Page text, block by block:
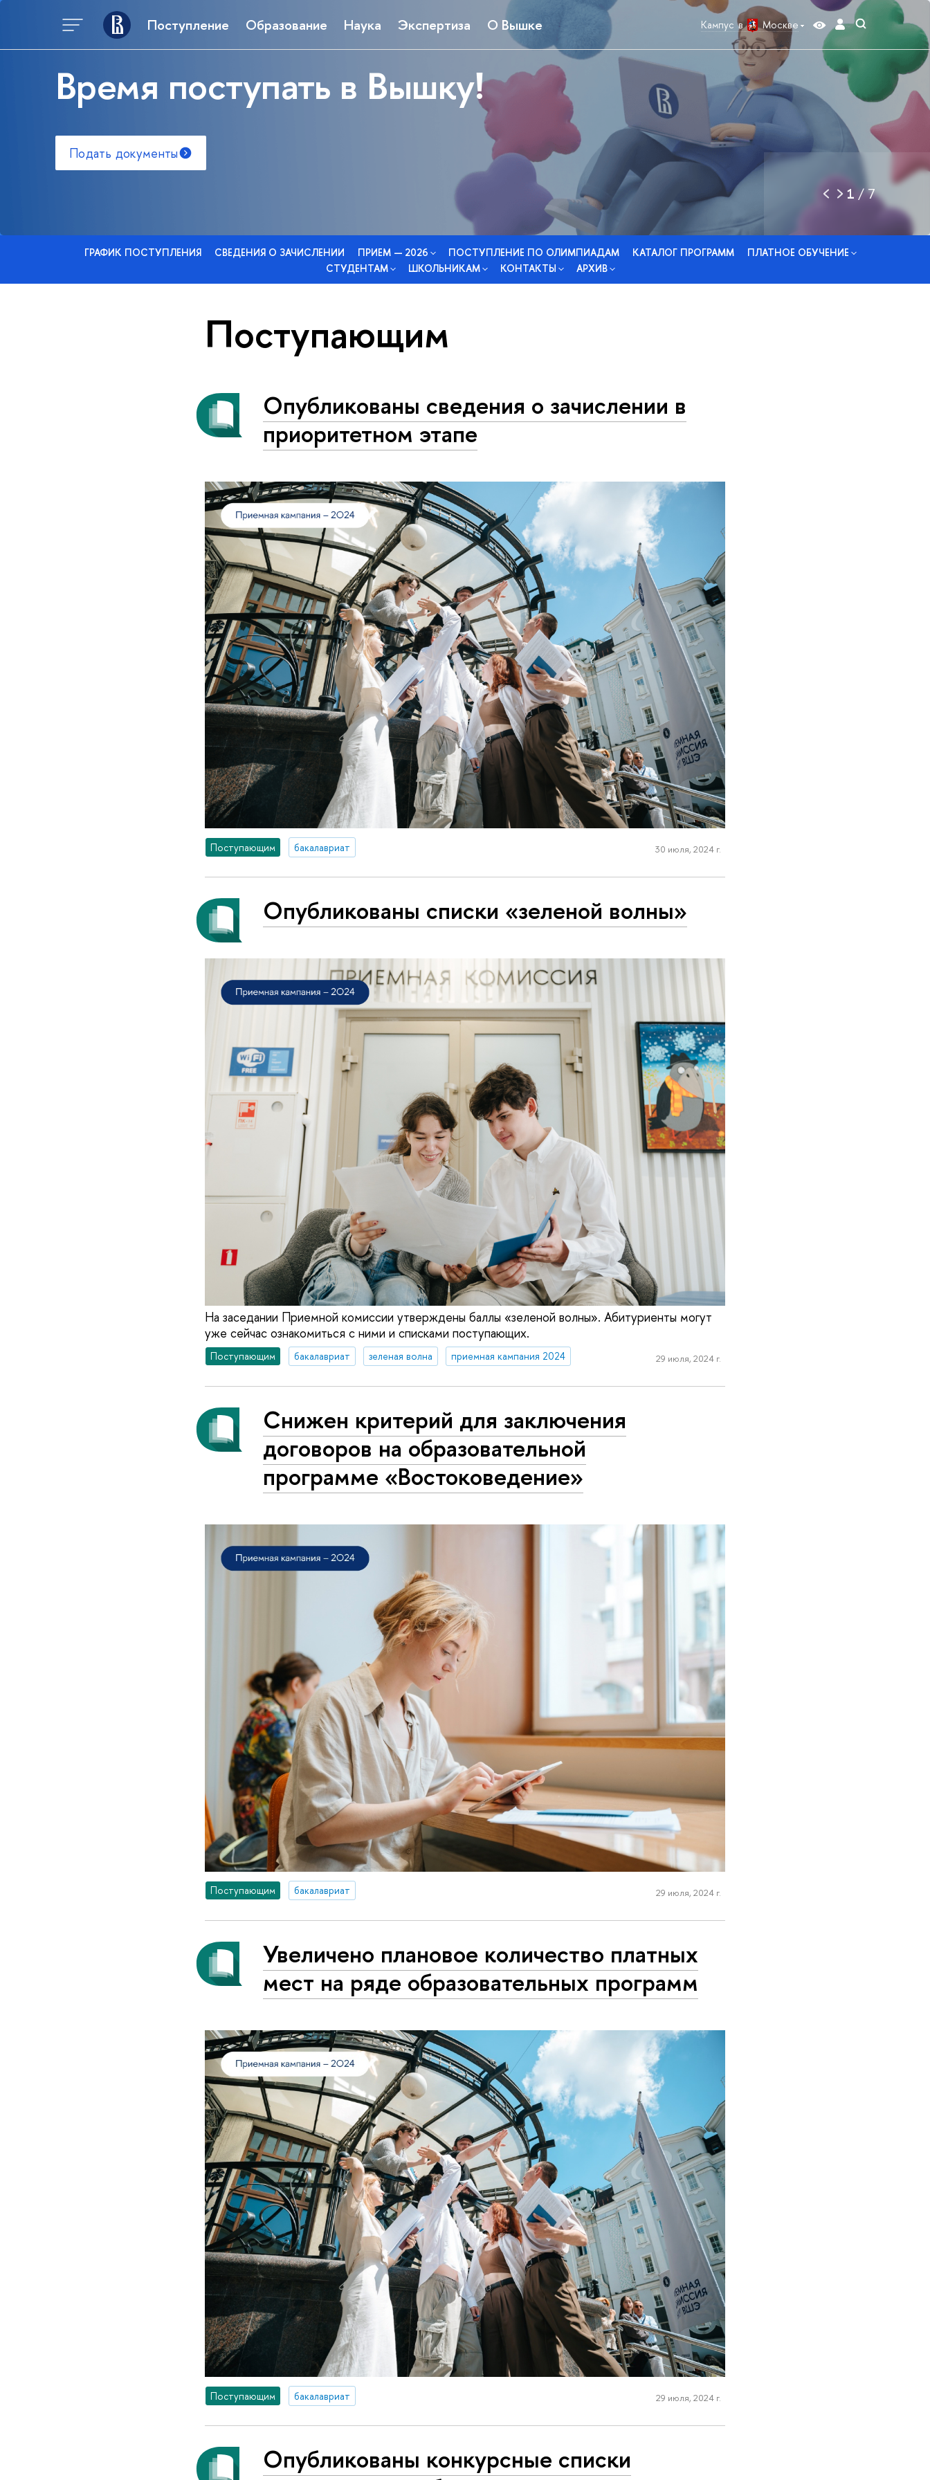
Поступление Образование Наука Экспертиза О Вышке Кампус в Москве
Время поступать в Вышку!
Подать документы
1 /7
ГРАФИК ПОСТУПЛЕНИЯ СВЕДЕНИЯ О ЗАЧИСЛЕНИИ ПРИЕМ — 2026 ПОСТУПЛЕНИЕ ПО ОЛИМПИАДАМ КАТАЛОГ ПРОГРАММ
ПЛАТНОЕ ОБУЧЕНИЕ
СТУДЕНТАМ
ШКОЛЬНИКАМ КОНТАКТЫ АРХИВ
Поступающим
Опубликованы сведения о зачислении в
приоритетном этапе
Поступающим бакалавриат 30 июля, 2024 г.
Опубликованы списки «зеленой волны»
На заседании Приемной комиссии утверждены баллы «зеленой волны». Абитуриенты могут
уже сейчас ознакомиться с ними и списками поступающих.
Поступающим бакалавриат зеленая волна приемная кампания 2024 29 июля, 2024 г.
Снижен критерий для заключения
договоров на образовательной
программе «Востоковедение»
Поступающим бакалавриат 29 июля, 2024 г.
Увеличено плановое количество платных
мест на ряде образовательных программ
Поступающим бакалавриат 29 июля, 2024 г.
Опубликованы конкурсные списки